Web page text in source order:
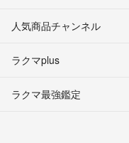
人気商品チャンネル
ラクマplus
ラクマ最強鑑定